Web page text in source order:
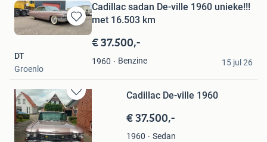
Bewaren
in
Favorieten
Cadillac sadan De-ville 1960 unieke!!!
met 16.503 km
€ 37.500,-
1960 Benzine
DT
Groenlo
15 jul 26
Bewaren
in
Mijn
Favorieten
Cadillac De-ville 1960
€ 37.500,-
1960
Sedan